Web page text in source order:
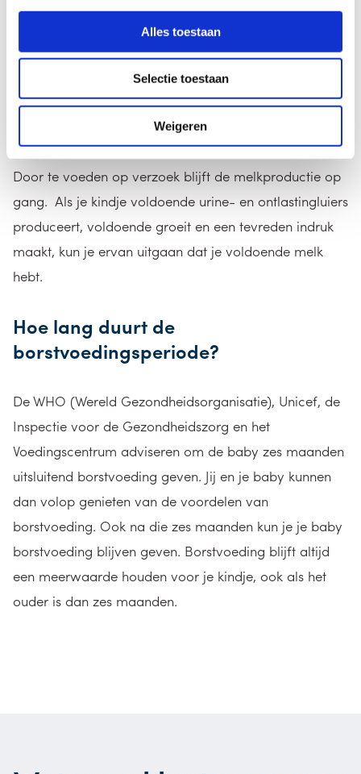
Alles toestaan
Selectie toestaan
Weigeren
colostrum overgaan in ‘gewone’ borstvoeding. Je zult
merken dat je borsten vanaf dan voller worden.
Het op gang houden van de
Door te voeden op verzoek blijft de melkproductie op
gang. Als je kindje voldoende urine- en ontlastingluiers
produceert, voldoende groeit en een tevreden indruk
maakt, kun je ervan uitgaan dat je voldoende melk
hebt.
Hoe lang duurt de
borstvoedingsperiode?
De WHO (Wereld Gezondheidsorganisatie), Unicef, de
Inspectie voor de Gezondheidszorg en het
Voedingscentrum adviseren om de baby zes maanden
uitsluitend borstvoeding geven. Jij en je baby kunnen
dan volop genieten van de voordelen van
borstvoeding. Ook na die zes maanden kun je je baby
borstvoeding blijven geven. Borstvoeding blijft altijd
een meerwaarde houden voor je kindje, ook als het
ouder is dan zes maanden.